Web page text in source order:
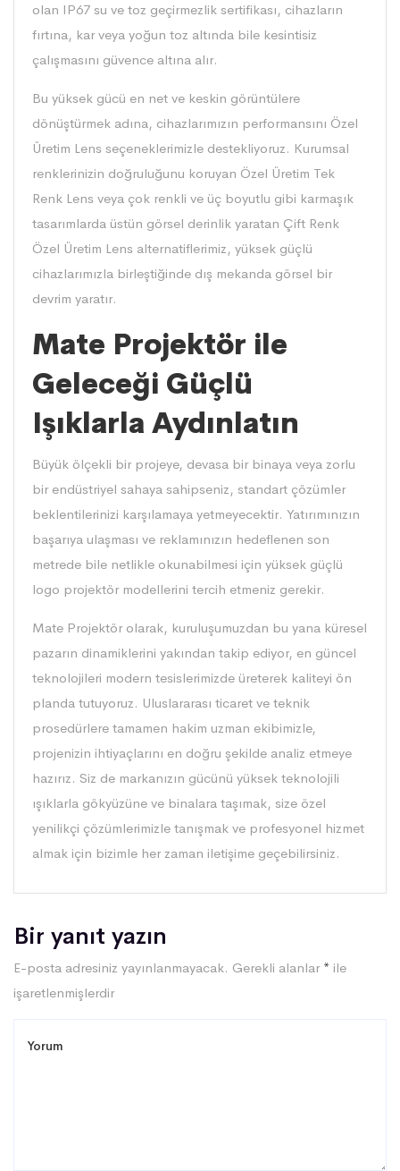
olan IP67 su ve toz geçirmezlik sertifikası, cihazların
fırtına, kar veya yoğun toz altında bile kesintisiz
çalışmasını güvence altına alır.
Bu yüksek gücü en net ve keskin görüntülere
dönüştürmek adına, cihazlarımızın performansını Özel
Üretim Lens seçeneklerimizle destekliyoruz. Kurumsal
renklerinizin doğruluğunu koruyan Özel Üretim Tek
Renk Lens veya çok renkli ve üç boyutlu gibi karmaşık
tasarımlarda üstün görsel derinlik yaratan Çift Renk
Özel Üretim Lens alternatiflerimiz, yüksek güçlü
cihazlarımızla birleştiğinde dış mekanda görsel bir
devrim yaratır.
Mate Projektör ile
Geleceği Güçlü
Işıklarla Aydınlatın
Büyük ölçekli bir projeye, devasa bir binaya veya zorlu
bir endüstriyel sahaya sahipseniz, standart çözümler
beklentilerinizi karşılamaya yetmeyecektir. Yatırımınızın
başarıya ulaşması ve reklamınızın hedeflenen son
metrede bile netlikle okunabilmesi için yüksek güçlü
logo projektör modellerini tercih etmeniz gerekir.
Mate Projektörolarak, kuruluşumuzdan bu yana küresel
pazarın dinamiklerini yakından takip ediyor, en güncel
teknolojileri modern tesislerimizde üreterek kaliteyi ön
planda tutuyoruz. Uluslararası ticaret ve teknik
prosedürlere tamamen hakim uzman ekibimizle,
projenizin ihtiyaçlarını en doğru şekilde analiz etmeye
hazırız. Siz de markanızın gücünü yüksek teknolojili
ışıklarla gökyüzüne ve binalara taşımak, size özel
yenilikçi çözümlerimizle tanışmak ve profesyonel hizmet
almak için bizimle her zaman iletişime geçebilirsiniz.
Bir yanıt yazın
E-posta adresiniz yayınlanmayacak. Gerekli alanlar * ile
işaretlenmişlerdir